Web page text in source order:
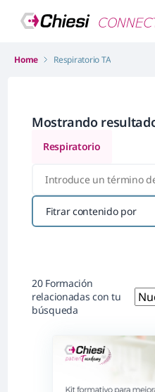
Home Respiratorio TA
Mostrando
Respiratorio
Fitrar contenido por
20 Formación
relacionadas con tu
búsqueda